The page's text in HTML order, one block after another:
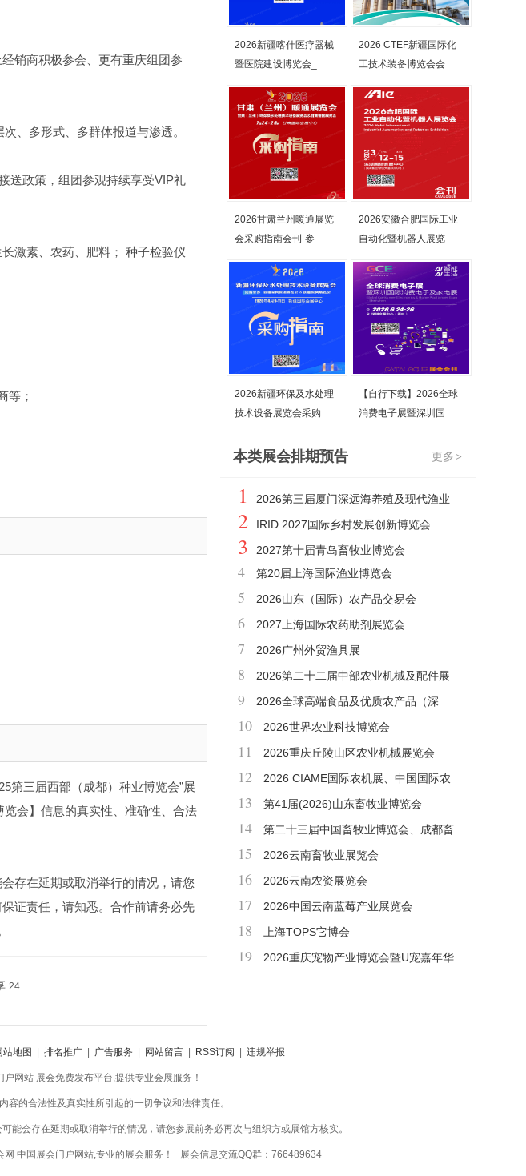
销商积极参会、更有重庆组团参
、多形式、多群体报道与渗透。
送政策，组团参观持续享受VIP礼
激素、农药、肥料； 种子检验仪
等；
第三届西部（成都）种业博览会”展
会】信息的真实性、准确性、合法
存在延期或取消举行的情况，请您
证责任，请知悉。合作前请务必先
24
2026新疆喀什医疗器械
暨医院建设博览会_
2026 CTEF新疆国际化
工技术装备博览会会
2026甘肃兰州暖通展览
会采购指南会刊-参
2026安徽合肥国际工业
自动化暨机器人展览
2026新疆环保及水处理
技术设备展览会采购
【自行下载】2026全球
消费电子展暨深圳国
更多 >
本类展会排期预告
1
2026第三届厦门深远海养殖及现代渔业
装备展览会
2 IRID 2027国际乡村发展创新博览会
3 2027第十届青岛畜牧业博览会
4 第20届上海国际渔业博览会
5 2026山东（国际）农产品交易会
6 2027上海国际农药助剂展览会
7 2026广州外贸渔具展
8
2026第二十二届中部农业机械及配件展
览会
9
2026全球高端食品及优质农产品（深
圳）博览会
10 2026世界农业科技博览会
11 2026重庆丘陵山区农业机械展览会
12
2026 CIAME国际农机展、中国国际农
业机械展览会
13 第41届(2026)山东畜牧业博览会
14
第二十三届中国畜牧业博览会、成都畜
博会
15 2026云南畜牧业展览会
16 2026云南农资展览会
17 2026中国云南蓝莓产业展览会
18 上海TOPS它博会
19 2026重庆宠物产业博览会暨U宠嘉年华
站地图 排名推广 广告服务 网站留言 RSS订阅 违规举报
网站 展会免费发布平台,提供专业会展服务！
的合法性及真实性所引起的一切争议和法律责任。
会存在延期或取消举行的情况，请您参展前务必再次与组织方或展馆方核实。
网 中国展会门户网站,专业的展会服务！ 展会信息交流QQ群：766489634